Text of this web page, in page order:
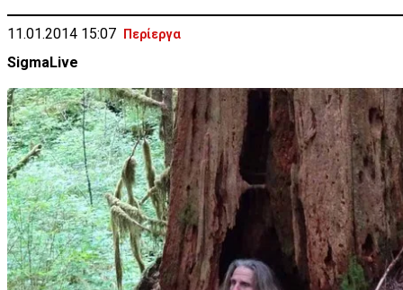
11.01.2014 15:07 Περίεργα
SigmaLive